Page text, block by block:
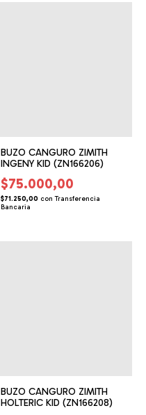
BUZO CANGURO ZIMITH
INGENY KID (ZN166206)
$75.000,00
$71.250,00 con Transferencia
Bancaria
BUZO CANGURO ZIMITH
HOLTERIC KID (ZN166208)